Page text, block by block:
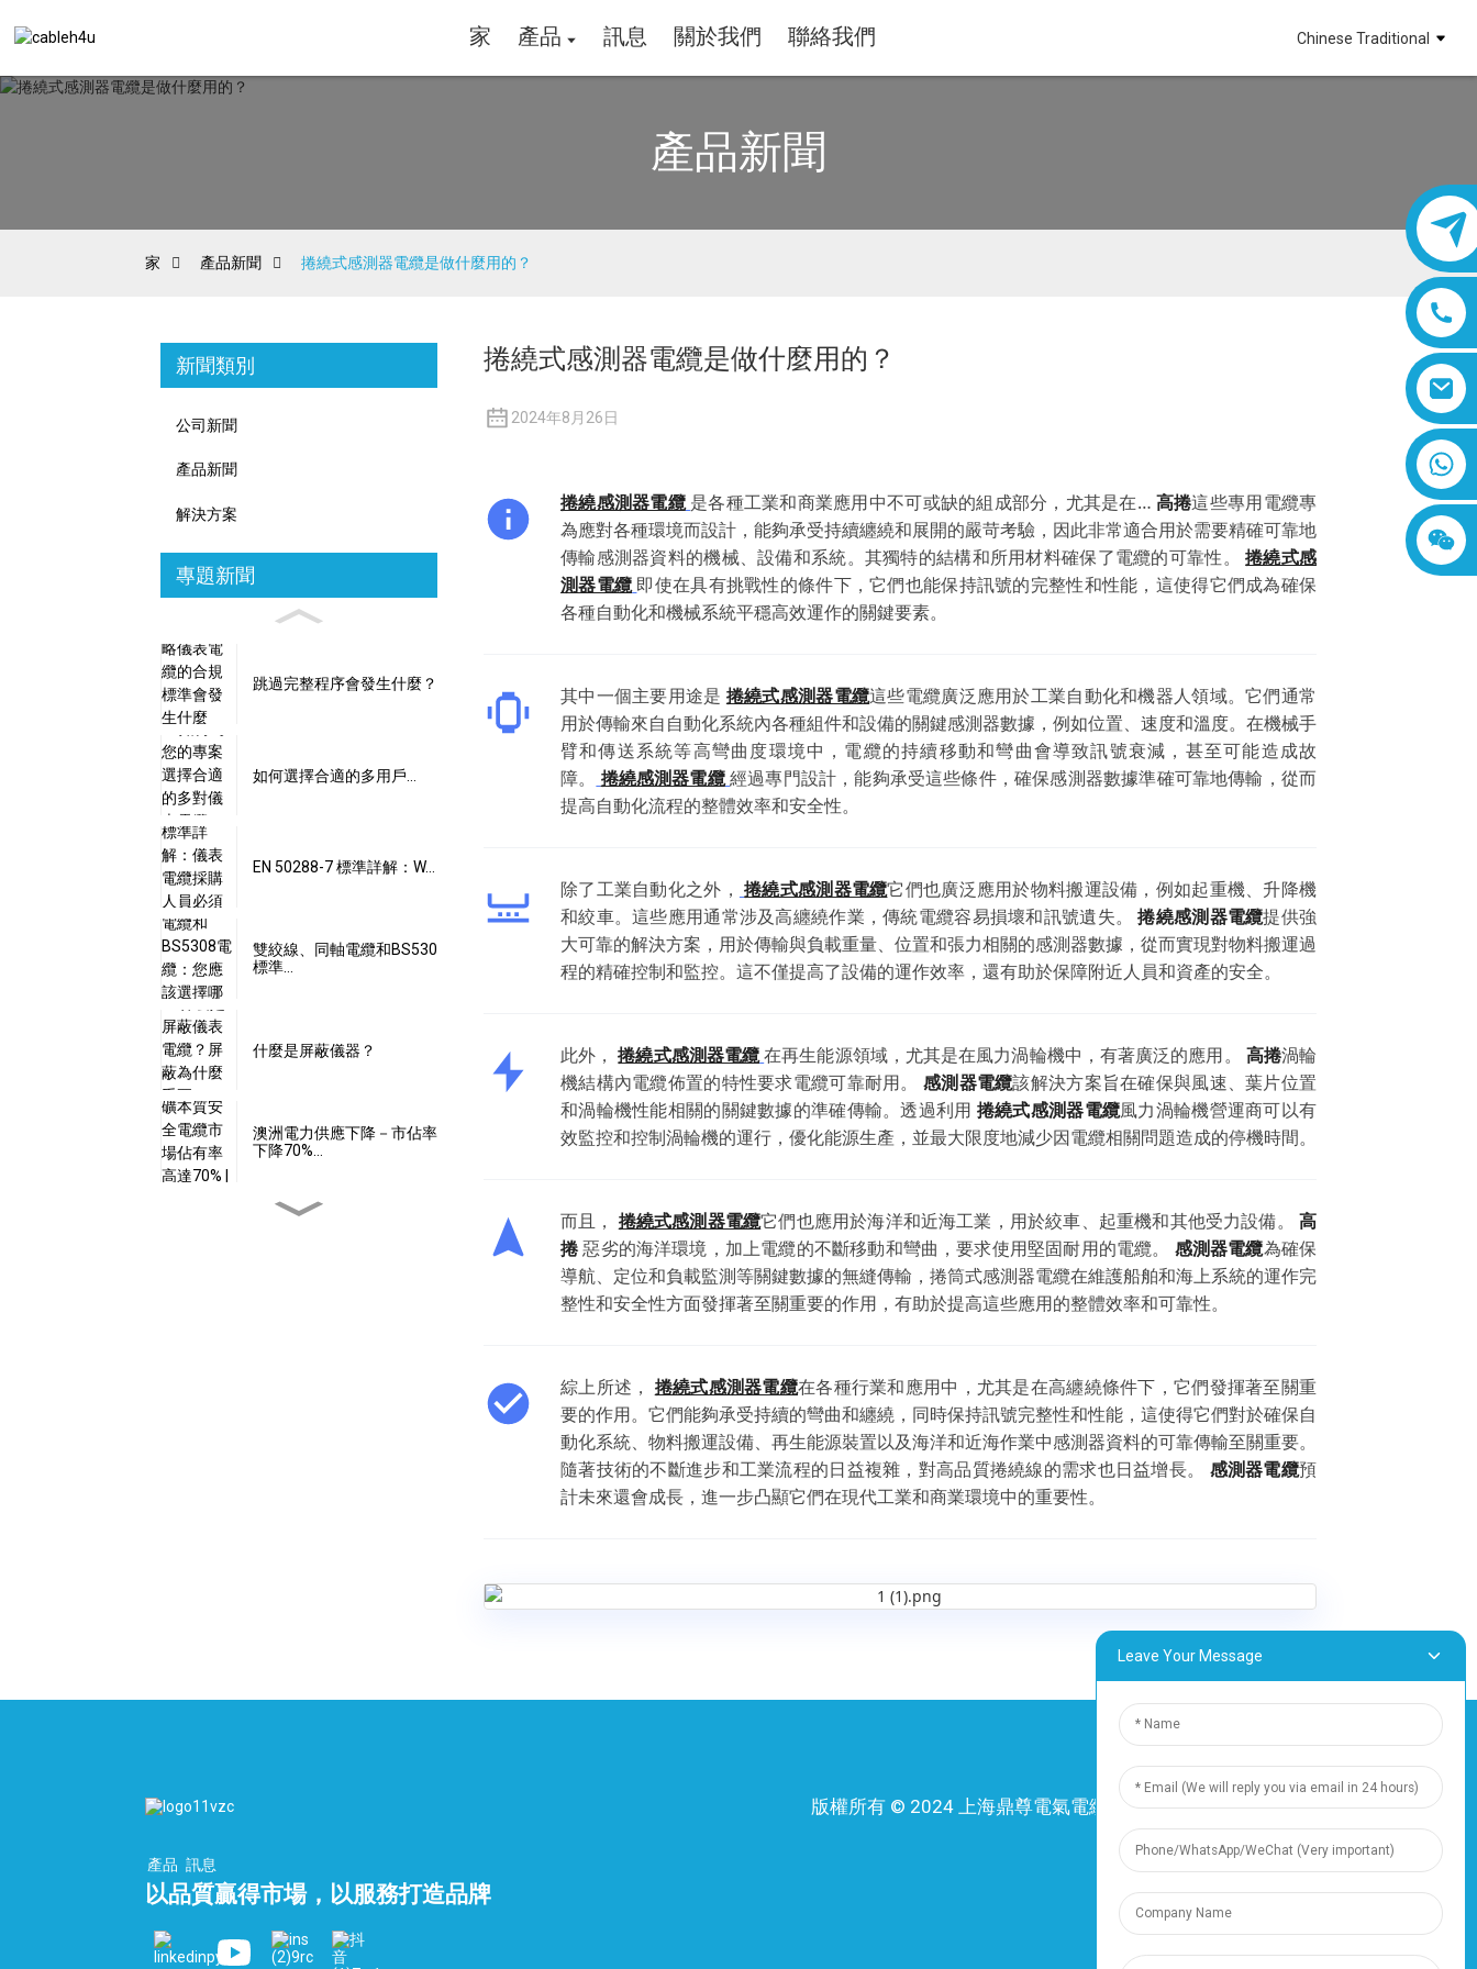
家 產品 訊息 關於我們 聯絡我們 Chinese Traditional
產品新聞
家 產品新聞 捲繞式感測器電纜是做什麼用的？
新聞類別
公司新聞
產品新聞
解決方案
專題新聞
跳過完整程序會發生什麼？
如何選擇合適的多用戶...
EN 50288-7 標準詳解：W...
雙絞線、同軸電纜和BS530
標準…
什麼是屏蔽儀器？
澳洲電力供應下降－市佔率
下降70%…
捲繞式感測器電纜是做什麼用的？
2024年8月26日
捲繞感測器電纜 是各種工業和商業應用中不可或缺的組成部分，尤其是在… 高捲這些專用電纜專
為應對各種環境而設計，能夠承受持續纏繞和展開的嚴苛考驗，因此非常適合用於需要精確可靠地
傳輸感測器資料的機械、設備和系統。其獨特的結構和所用材料確保了電纜的可靠性。捲繞式感
測器電纜 即使在具有挑戰性的條件下，它們也能保持訊號的完整性和性能，這使得它們成為確保
各種自動化和機械系統平穩高效運作的關鍵要素。
其中一個主要用途是 捲繞式感測器電纜這些電纜廣泛應用於工業自動化和機器人領域。它們通常
用於傳輸來自自動化系統內各種組件和設備的關鍵感測器數據，例如位置、速度和溫度。在機械手
臂和傳送系統等高彎曲度環境中，電纜的持續移動和彎曲會導致訊號衰減，甚至可能造成故
障。
捲繞感測器電纜經過專門設計，能夠承受這些條件，確保感測器數據準確可靠地傳輸，從而
提高自動化流程的整體效率和安全性。
除了工業自動化之外， 捲繞式感測器電纜它們也廣泛應用於物料搬運設備，例如起重機、升降機
和絞車。這些應用通常涉及高纏繞作業，傳統電纜容易損壞和訊號遺失。捲繞感測器電纜提供強
大可靠的解決方案，用於傳輸與負載重量、位置和張力相關的感測器數據，從而實現對物料搬運過
程的精確控制和監控。這不僅提高了設備的運作效率，還有助於保障附近人員和資產的安全。
此外，捲繞式感測器電纜在再生能源領域，尤其是在風力渦輪機中，有著廣泛的應用。 高捲渦輪
機結構內電纜佈置的特性要求電纜可靠耐用。 感測器電纜該解決方案旨在確保與風速、葉片位置
和渦輪機性能相關的關鍵數據的準確傳輸。透過利用 捲繞式感測器電纜風力渦輪機營運商可以有
效監控和控制渦輪機的運行，優化能源生產，並最大限度地減少因電纜相關問題造成的停機時間。
而且， 捲繞式感測器電纜它們也應用於海洋和近海工業，用於絞車、起重機和其他受力設備。高
捲惡劣的海洋環境，加上電纜的不斷移動和彎曲，要求使用堅固耐用的電纜。 感測器電纜為確保
導航、定位和負載監測等關鍵數據的無縫傳輸，捲筒式感測器電纜在維護船舶和海上系統的運作完
整性和安全性方面發揮著至關重要的作用，有助於提高這些應用的整體效率和可靠性。
綜上所述， 捲繞式感測器電纜在各種行業和應用中，尤其是在高纏繞條件下，它們發揮著至關重
要的作用。它們能夠承受持續的彎曲和纏繞，同時保持訊號完整性和性能，這使得它們對於確保自
動化系統、物料搬運設備、再生能源裝置以及海洋和近海作業中感測器資料的可靠傳輸至關重要。
隨著技術的不斷進步和工業流程的日益複雜，對高品質捲繞線的需求也日益增長。 感測器電纜預
計未來還會成長，進一步凸顯它們在現代工業和商業環境中的重要性。
產品 訊息
以品質贏得市場，以服務打造品牌
版權所有 © 2024 上海鼎尊電氣電纜股份有限公司。保留所有權
利。
-網站地圖- Resource
資源
Leave Your Message